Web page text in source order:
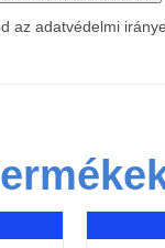
az adatvédelmi